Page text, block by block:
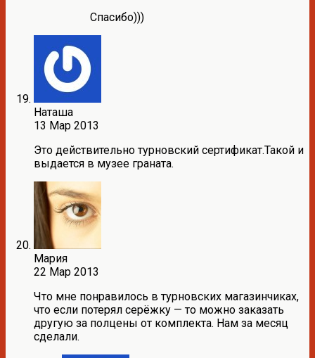
Спасибо)))
Наташа
13 Мар 2013
Это действительно турновский сертификат.Такой и
выдается в музее граната.
Мария
22 Мар 2013
Что мне понравилось в турновских магазинчиках,
что если потерял серёжку — то можно заказать
другую за полцены от комплекта. Нам за месяц
сделали.